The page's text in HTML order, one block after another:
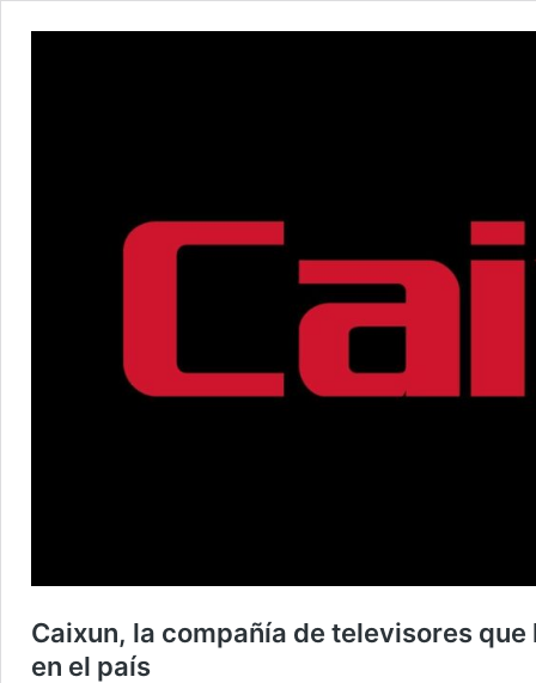
Caixun, la compañía de televisores
en el país